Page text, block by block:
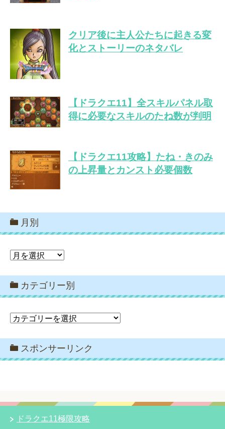
クリア後に主人公たちに起きる変
化とストーリーのネタバレ
【ドラクエ11】全スキルパネル取
得に必要なスキルのたね数が判明
【ドラクエ11攻略】たね・きのみ
の上昇量とカンスト必要個数
月別
月
カテゴリー別
カ
ゴ
リ
ー
スポンサーリンク
ドラクエ11極限攻略